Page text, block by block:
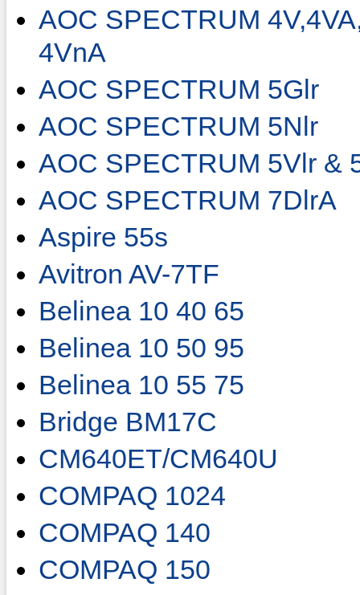
AOC SPECTRUM
4VnA
AOC SPECTRUM 5Glr
AOC SPECTRUM 5Nlr
AOC SPECTRUM 5Vlr &
AOC SPECTRUM 7DlrA
Aspire 55s
Avitron AV-7TF
Belinea 10 40 65
Belinea 10 50 95
Belinea 10 55 75
Bridge BM17C
CM640ET/CM640U
COMPAQ 1024
COMPAQ 140
COMPAQ 150